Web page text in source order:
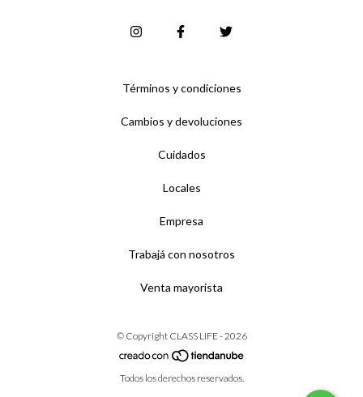
Términos y condiciones
Cambios y devoluciones
Cuidados
Locales
Empresa
Trabajá con nosotros
Venta mayorista
© Copyright CLASS LIFE - 2026
Todos los derechos reservados.